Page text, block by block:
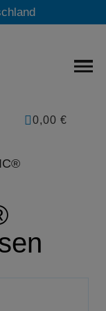
0,00 €